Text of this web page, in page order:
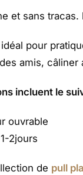
et sans
pour
amis,
incluent le
ouvrable
2jours
de pull